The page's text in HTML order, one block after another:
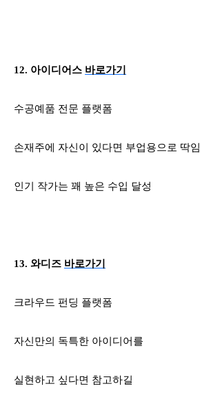
12. 아이디어스 바로가기
수공예품 전문 플랫폼
손재주에 자신이 있다면 부업용으로 딱임
인기 작가는 꽤 높은 수입 달성
13. 와디즈 바로가기
크라우드 펀딩 플랫폼
자신만의 독특한 아이디어를
실현하고 싶다면 참고하길